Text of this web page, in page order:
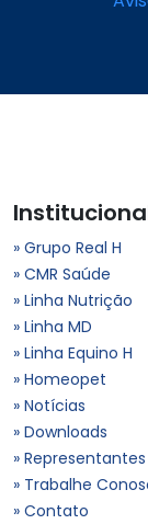
» Grupo Real H
» CMR Saúde
» Linha Nutrição
» Linha MD
» Linha Equino H
» Homeopet
» Notícias
» Downloads
» Representantes
» Trabalhe
» Contato